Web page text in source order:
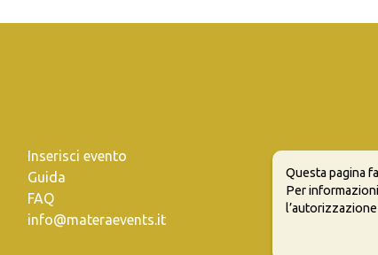
Inserisci evento
Guida
FAQ
info@materaevents.it
Questa pagina
Per